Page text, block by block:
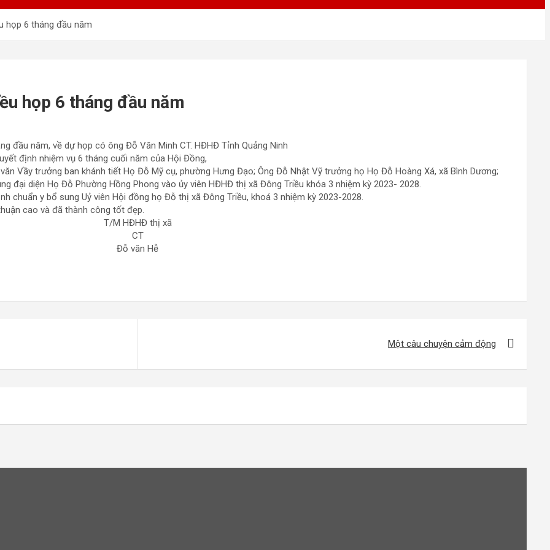
họp 6 tháng đầu năm
họp 6 tháng đầu năm
đầu năm, về dự họp có ông Đỗ Văn Minh CT. HĐHĐ Tỉnh Quảng Ninh
định nhiệm vụ 6 tháng cuối năm của Hội Đồng,
Vầy trưởng ban khánh tiết Họ Đỗ Mỹ cụ, phường Hưng Đạo; Ông Đỗ Nhật Vỹ trưởng họ Họ Đỗ Hoàng Xá, xã Bình Dương;
đại diện Họ Đỗ Phường Hồng Phong vào ủy viên HĐHĐ thị xã Đông Triều khóa 3 nhiệm kỳ 2023- 2028.
chuẩn y bổ sung Uỷ viên Hội đồng họ Đỗ thị xã Đông Triều, khoá 3 nhiệm kỳ 2023-2028.
cao và đã thành công tốt đẹp.
T/M HĐHĐ thị xã
CT
Đỗ văn Hễ
Một câu chuyện cảm động